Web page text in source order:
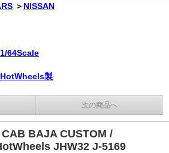
＞ NISSAN
1/64Scale
HotWheels製
次の商品へ
BAJA CUSTOM /
JHW32 J-5169